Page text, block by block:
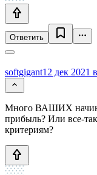
Ответить
softgigant12 дек 2021
Много ВАШИХ
прибыль? Или все-
критериям?